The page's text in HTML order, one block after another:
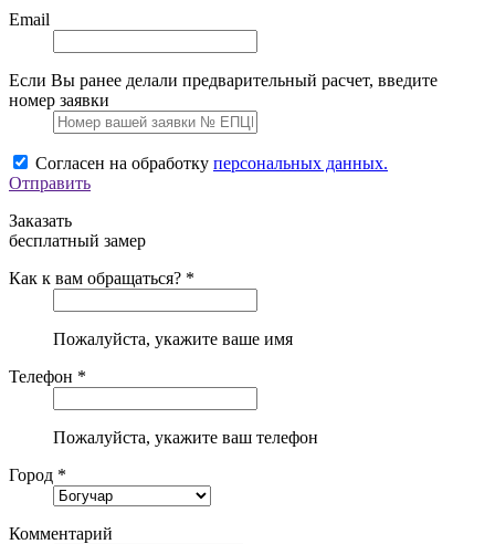
Email
Если Вы ранее делали предварительный расчет, введите
номер заявки
Согласен на обработку персональных данных.
Отправить
Заказать
бесплатный замер
Как к вам обращаться? *
Пожалуйста, укажите ваше имя
Телефон *
Пожалуйста, укажите ваш телефон
Город *
Комментарий